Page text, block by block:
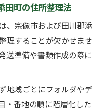
田町の住所整理法
、宗像市および田川郡添
理することが欠かせませ
送準備や書類作成の際に
地域ごとにフォルダやデ
・番地の順に階層化した